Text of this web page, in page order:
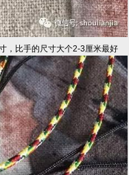
，比手的尺寸大个2-3厘米最好